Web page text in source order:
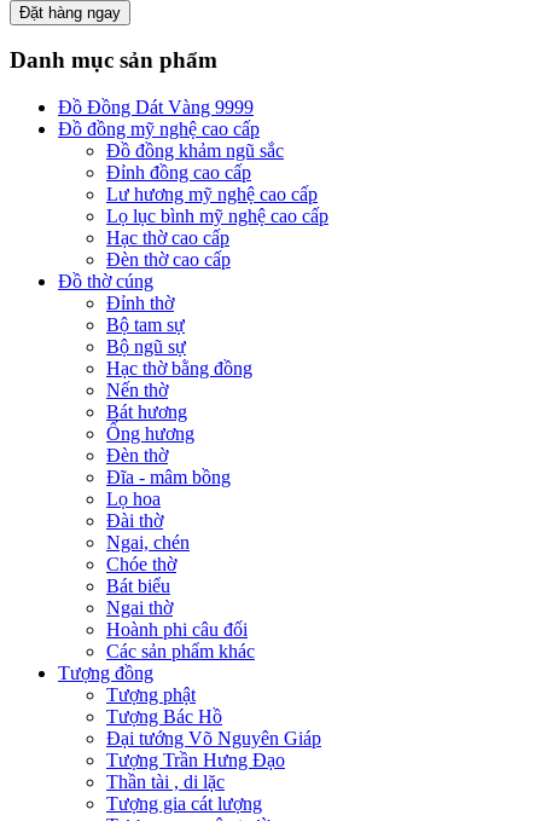
Đặt hàng ngay
Danh mục sản phẩm
Đồ Đồng Dát Vàng 9999
Đồ đồng mỹ nghệ cao cấp
Đồ đồng khảm ngũ sắc
Đỉnh đồng cao cấp
Lư hương mỹ nghệ cao cấp
Lọ lục bình mỹ nghệ cao cấp
Hạc thờ cao cấp
Đèn thờ cao cấp
Đồ thờ cúng
Đỉnh thờ
Bộ tam sự
Bộ ngũ sự
Hạc thờ bằng đồng
Nến thờ
Bát hương
Ống hương
Đèn thờ
Đĩa - mâm bồng
Lọ hoa
Đài thờ
Ngai, chén
Chóe thờ
Bát biểu
Ngai thờ
Hoành phi câu đối
Các sản phẩm khác
Tượng đồng
Tượng phật
Tượng Bác Hồ
Đại tướng Võ Nguyên Giáp
Tượng Trần Hưng Đạo
Thần tài , di lặc
Tượng gia cát lượng